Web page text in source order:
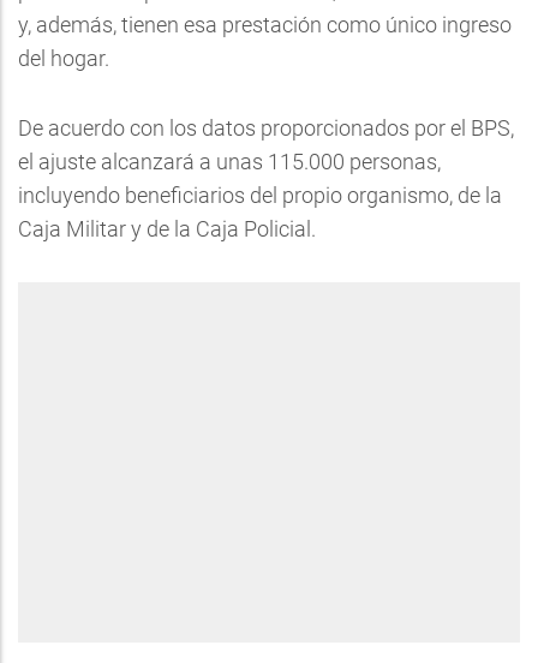
y, además, tienen esa prestación como único ingreso
del hogar.
De acuerdo con los datos proporcionados por el BPS,
el ajuste alcanzará a unas 115.000 personas,
incluyendo beneficiarios del propio organismo, de la
Caja Militar y de la Caja Policial.